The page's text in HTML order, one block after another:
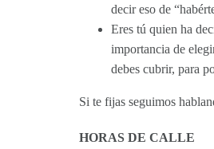
decir eso de
Eres tú quien ha
importancia de
debes cubrir, para
Si te fijas seguimos
HORAS DE CALLE